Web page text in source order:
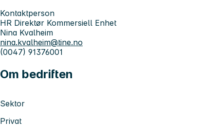
Kontaktperson
HR Direktør Kommersiell Enhet
Nina Kvalheim
nina.kvalheim@tine.no
(0047) 91376001
Om bedriften
Sektor
Privat